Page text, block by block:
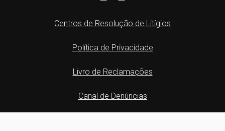
Centros de Resolução de Litígios
Política de Privacidade
Livro de Reclamações
Canal de Denúncias